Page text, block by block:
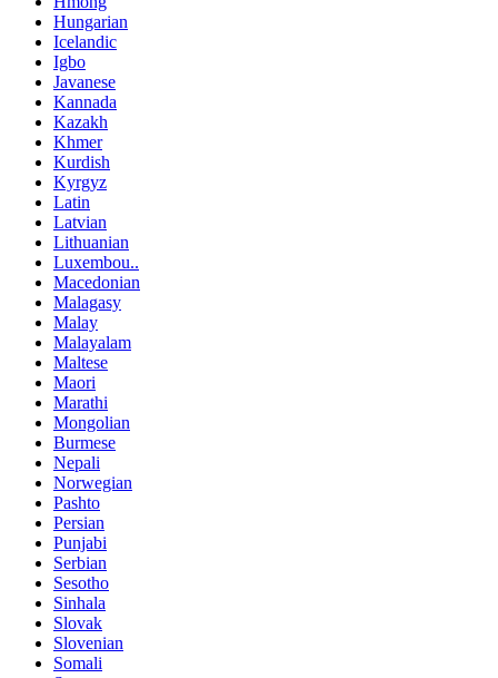
Hungarian
Icelandic
Igbo
Javanese
Kannada
Kazakh
Khmer
Kurdish
Kyrgyz
Latin
Latvian
Lithuanian
Luxembou..
Macedonian
Malagasy
Malay
Malayalam
Maltese
Maori
Marathi
Mongolian
Burmese
Nepali
Norwegian
Pashto
Persian
Punjabi
Serbian
Sesotho
Sinhala
Slovak
Slovenian
Somali